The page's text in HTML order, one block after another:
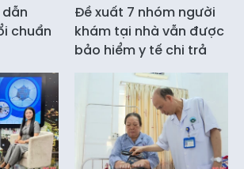
chuẩn
Đề xuất 7 nhóm người
khám tại nhà vẫn được
bảo hiểm y tế chi trả